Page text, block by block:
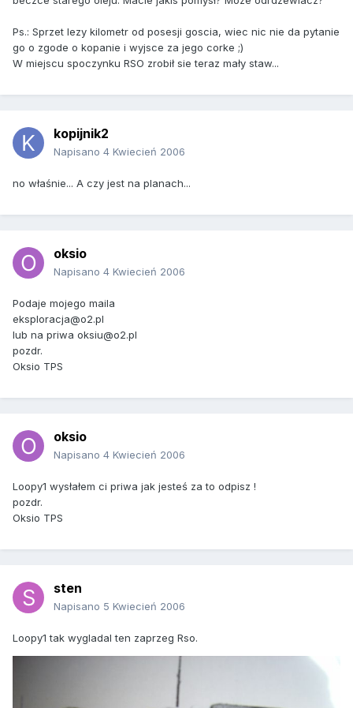
Ps.: Sprzet lezy kilometr od posesji goscia, wiec nic nie da pytanie
go o zgode o kopanie i wyjsce za jego corke ;)
W miejscu spoczynku RSO zrobił sie teraz mały staw...
kopijnik2
Napisano 4 Kwiecień 2006
no właśnie... A czy jest na planach...
oksio
Napisano 4 Kwiecień 2006
Podaje mojego maila
eksploracja@o2.pl
lub na priwa oksiu@o2.pl
pozdr.
Oksio TPS
oksio
Napisano 4 Kwiecień 2006
Loopy1 wysłałem ci priwa jak jesteś za to odpisz !
pozdr.
Oksio TPS
sten
Napisano 5 Kwiecień 2006
Loopy1 tak wygladal ten zaprzeg Rso.